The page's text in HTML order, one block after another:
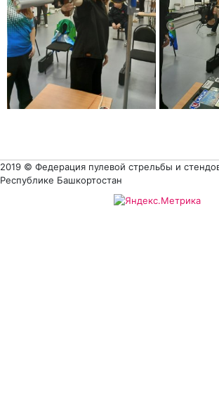
2019 © Федерация пулевой стрельбы и
Республике Башкортостан